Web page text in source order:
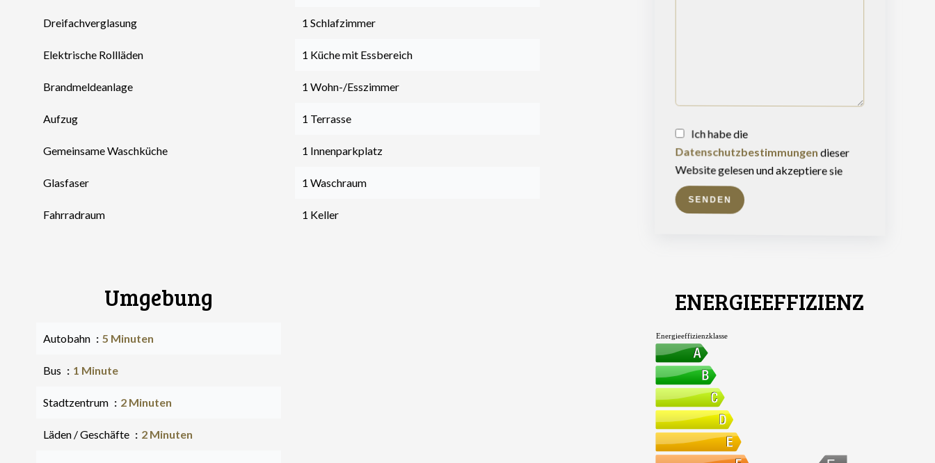
Dreifachverglasung
Elektrische Rollläden
Brandmeldeanlage
Aufzug
Gemeinsame Waschküche
Glasfaser
Fahrradraum
1 Schlafzimmer
1 Küche mit Essbereich
1 Wohn-/Esszimmer
1 Terrasse
1 Innenparkplatz
1 Waschraum
1 Keller
Umgebung
Autobahn 5 Minuten
Bus 1 Minute
Stadtzentrum 2 Minuten
Läden / Geschäfte 2 Minuten
Ich habe die
Datenschutzbestimmungen dieser
Website gelesen und akzeptiere sie
SENDEN
ENERGIEEFFIZIENZ
Energieeffizienzklasse